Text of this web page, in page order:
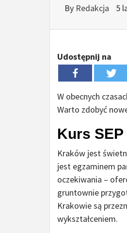
By Redakcja 5
Udostępnij na
W obecnych
Warto zdobyć
Kurs
Kraków jest
jest egzaminem
oczekiwania –
gruntownie
Krakowie są
wykształceniem.